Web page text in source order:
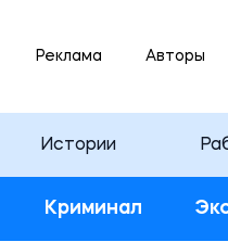
Реклама Авторы
Истории
Криминал